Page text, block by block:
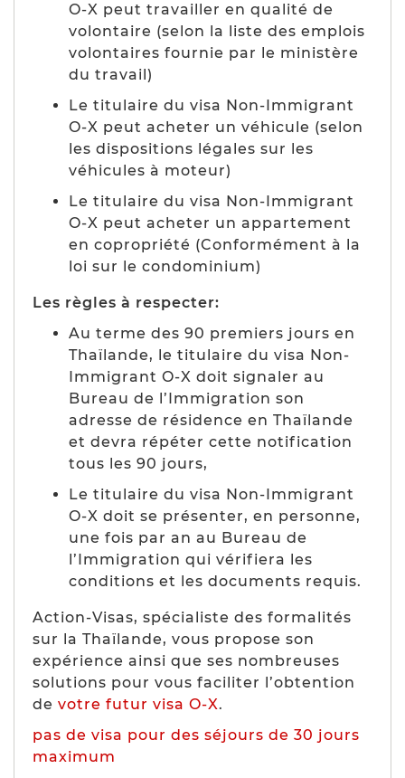
O-X peut travailler en qualité de
volontaire (selon la liste des emplois
volontaires fournie par le ministère
du travail)
Le titulaire du visa Non-Immigrant
O-X peut acheter un véhicule (selon
les dispositions légales sur les
véhicules à moteur)
Le titulaire du visa Non-Immigrant
O-X peut acheter un appartement
en copropriété (Conformément à la
loi sur le condominium)
Les règles à respecter:
Au terme des 90 premiers jours en
Thaïlande, le titulaire du visa Non-
Immigrant O-X doit signaler au
Bureau de l’Immigration son
adresse de résidence en Thaïlande
et devra répéter cette notification
tous les 90 jours,
Le titulaire du visa Non-Immigrant
O-X doit se présenter, en personne,
une fois par an au Bureau de
l’Immigration qui vérifiera les
conditions et les documents requis.
Action-Visas, spécialiste des formalités
sur la Thaïlande, vous propose son
expérience ainsi que ses nombreuses
solutions pour vous faciliter l’obtention
de votre futur visa O-X.
pas de visa pour des séjours de 30 jours
maximum